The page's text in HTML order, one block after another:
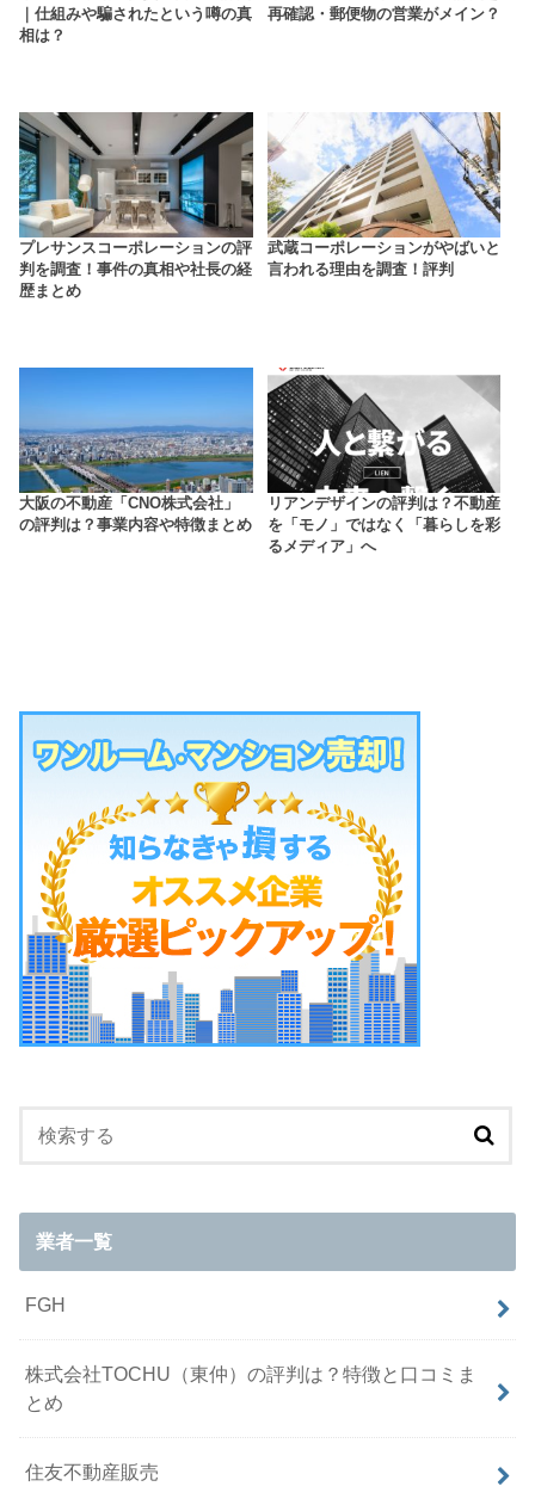
｜仕組みや騙されたという噂の真
相は？
再確認・郵便物の営業がメイン？
プレサンスコーポレーションの評
判を調査！事件の真相や社長の経
歴まとめ
武蔵コーポレーションがやばいと
言われる理由を調査！評判
大阪の不動産「CNO株式会社」
の評判は？事業内容や特徴まとめ
リアンデザインの評判は？不動産
を「モノ」ではなく「暮らしを彩
るメディア」へ
業者一覧
FGH
株式会社TOCHU（東仲）の評判は？特徴と口コミま
とめ
住友不動産販売